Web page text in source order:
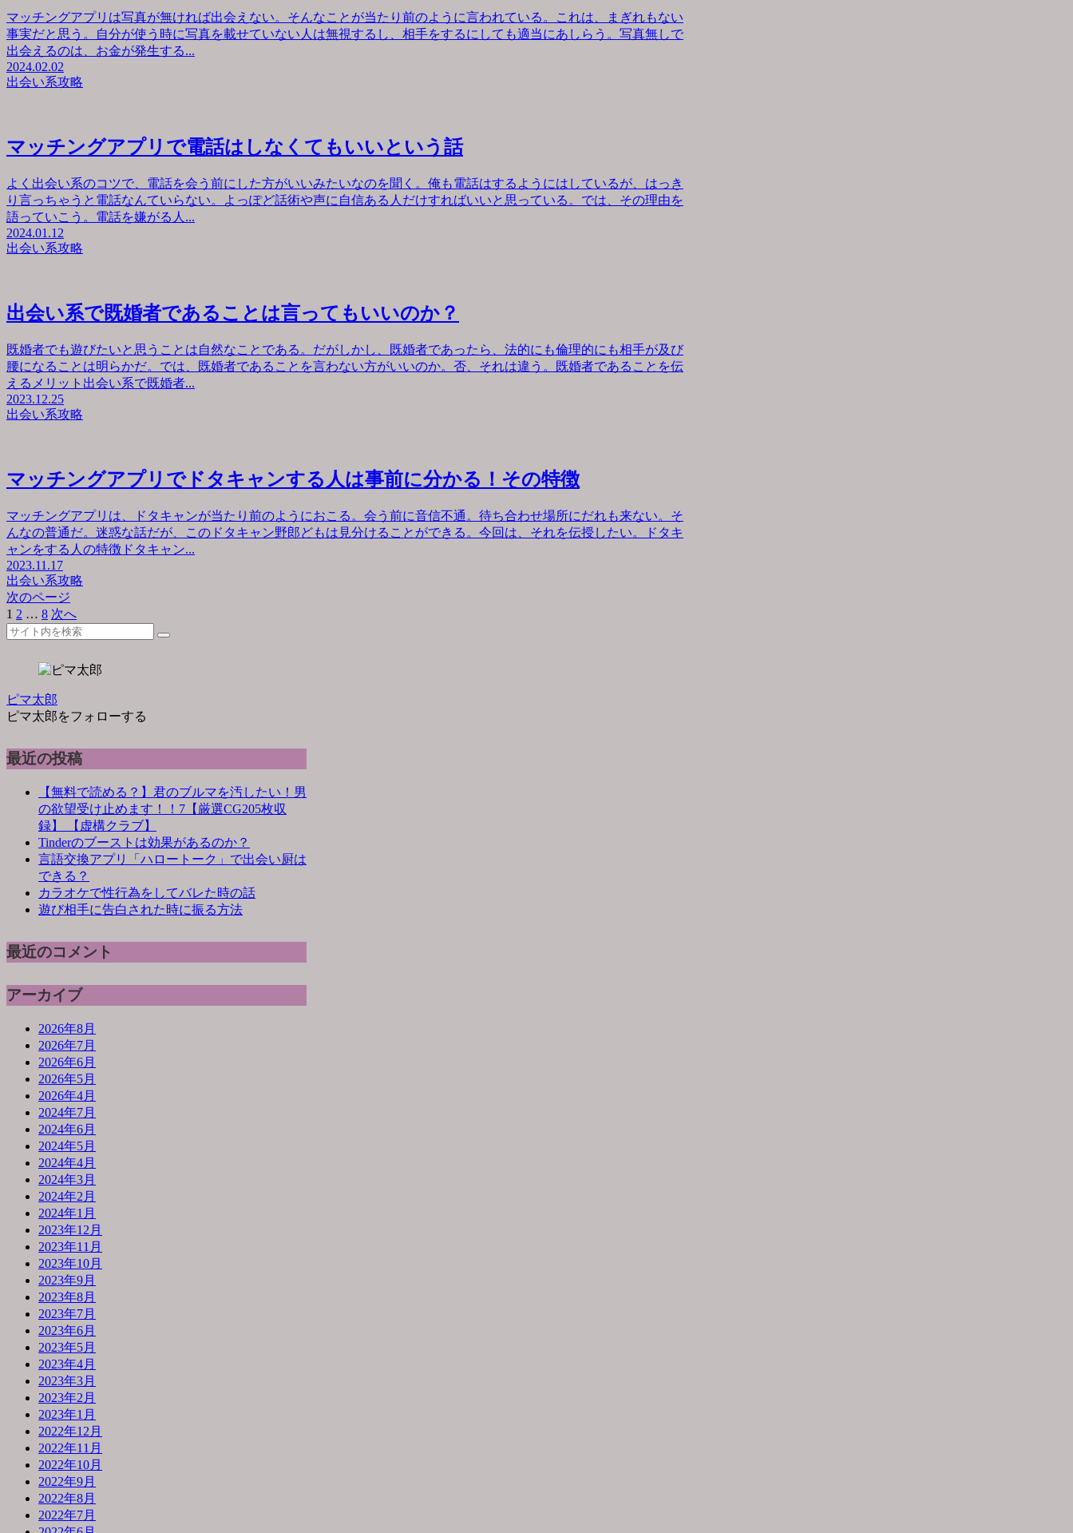
マッチングアプリは写真が無ければ出会えない。そんなことが当たり前のように言われている。これは、まぎれもない
事実だと思う。自分が使う時に写真を載せていない人は無視するし、相手をするにしても適当にあしらう。写真無しで
出会えるのは、お金が発生する...
2024.02.02
出会い系攻略
マッチングアプリで電話はしなくてもいいという話
よく出会い系のコツで、電話を会う前にした方がいいみたいなのを聞く。俺も電話はするようにはしているが、はっき
り言っちゃうと電話なんていらない。よっぽど話術や声に自信ある人だけすればいいと思っている。では、その理由を
語っていこう。電話を嫌がる人...
2024.01.12
出会い系攻略
出会い系で既婚者であることは言ってもいいのか？
既婚者でも遊びたいと思うことは自然なことである。だがしかし、既婚者であったら、法的にも倫理的にも相手が及び
腰になることは明らかだ。では、既婚者であることを言わない方がいいのか。否、それは違う。既婚者であることを伝
えるメリット出会い系で既婚者...
2023.12.25
出会い系攻略
マッチングアプリでドタキャンする人は事前に分かる！その特徴
マッチングアプリは、ドタキャンが当たり前のようにおこる。会う前に音信不通。待ち合わせ場所にだれも来ない。そ
んなの普通だ。迷惑な話だが、このドタキャン野郎どもは見分けることができる。今回は、それを伝授したい。ドタキ
ャンをする人の特徴ドタキャン...
2023.11.17
出会い系攻略
次のページ
1 2 … 8 次へ
ピマ太郎
ピマ太郎をフォローする
最近の投稿
【無料で読める？】君のブルマを汚したい！男
の欲望受け止めます！！7【厳選CG205枚収
録】 【虚構クラブ】
Tinderのブーストは効果があるのか？
言語交換アプリ「ハロートーク」で出会い厨は
できる？
カラオケで性行為をしてバレた時の話
遊び相手に告白された時に振る方法
最近のコメント
アーカイブ
2026年8月
2026年7月
2026年6月
2026年5月
2026年4月
2024年7月
2024年6月
2024年5月
2024年4月
2024年3月
2024年2月
2024年1月
2023年12月
2023年11月
2023年10月
2023年9月
2023年8月
2023年7月
2023年6月
2023年5月
2023年4月
2023年3月
2023年2月
2023年1月
2022年12月
2022年11月
2022年10月
2022年9月
2022年8月
2022年7月